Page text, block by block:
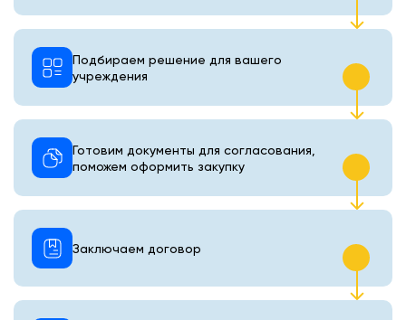
Подбираем решение для вашего
учреждения
Готовим документы для согласования,
поможем оформить закупку
Заключаем договор